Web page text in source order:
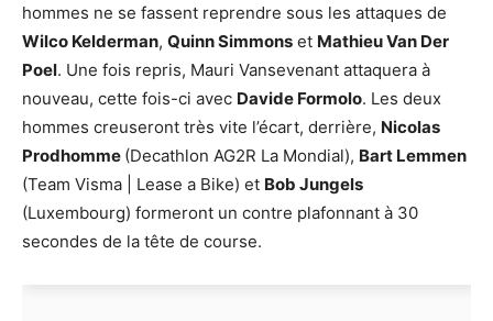
hommes ne se fassent reprendre sous les attaques de
Wilco Kelderman, Quinn Simmons et Mathieu Van Der
Poel. Une fois repris, Mauri Vansevenant attaquera à
nouveau, cette fois-ci avec Davide Formolo. Les deux
hommes creuseront très vite l’écart, derrière, Nicolas
Prodhomme (Decathlon AG2R La Mondial), Bart Lemmen
(Team Visma | Lease a Bike) et Bob Jungels
(Luxembourg) formeront un contre plafonnant à 30
secondes de la tête de course.